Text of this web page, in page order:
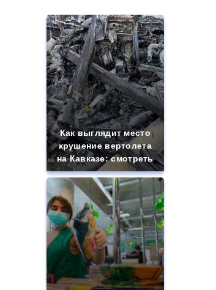
Как выглядит место
крушение вертолета
на Кавказе: смотреть